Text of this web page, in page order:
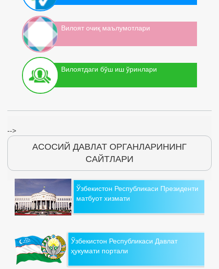
Вилоят очиқ маълумотлари
Вилоятдаги бўш иш ўринлари
-->
АСОСИЙ ДАВЛАТ ОРГАНЛАРИНИНГ
САЙТЛАРИ
Ўзбекистон Республикаси Президенти
матбуот хизмати
Ўзбекистон Республикаси Давлат
ҳукумати портали